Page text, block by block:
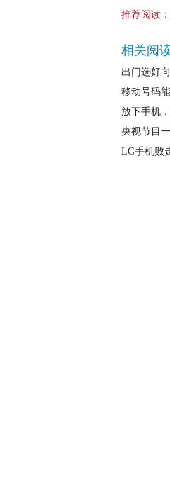
推荐阅读：
相关阅
出门选好
移动号码
放下手机
央视节目
LG手机败